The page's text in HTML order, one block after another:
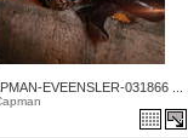
EVEENSLER-031866 ...